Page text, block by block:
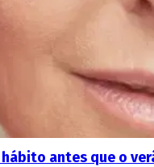
antes que o